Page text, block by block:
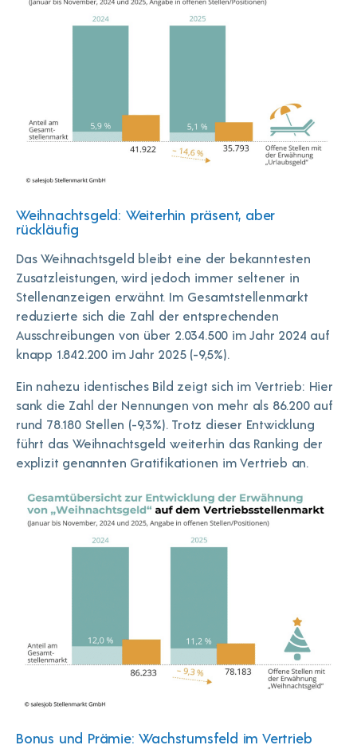
Weihnachtsgeld: Weiterhin präsent, aber
rückläufig
Das Weihnachtsgeld bleibt eine der bekanntesten
Zusatzleistungen, wird jedoch immer seltener in
Stellenanzeigen erwähnt. Im Gesamtstellenmarkt
reduzierte sich die Zahl der entsprechenden
Ausschreibungen von über 2.034.500 im Jahr 2024 auf
knapp 1.842.200 im Jahr 2025 (-9,5%).
Ein nahezu identisches Bild zeigt sich im Vertrieb: Hier
sank die Zahl der Nennungen von mehr als 86.200 auf
rund 78.180 Stellen (-9,3%). Trotz dieser Entwicklung
führt das Weihnachtsgeld weiterhin das Ranking der
explizit genannten Gratifikationen im Vertrieb an.
Bonus und Prämie: Wachstumsfeld im Vertrieb